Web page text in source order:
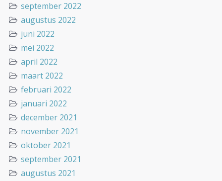
september 2022
augustus 2022
juni 2022
mei 2022
april 2022
maart 2022
februari 2022
januari 2022
december 2021
november 2021
oktober 2021
september 2021
augustus 2021